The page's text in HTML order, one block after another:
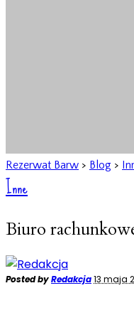
Rezerwat Barw > Blog >
Inne
Biuro
Posted byRedakcja13 maja